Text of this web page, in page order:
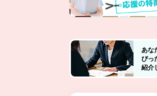
あな
ぴっ
紹介